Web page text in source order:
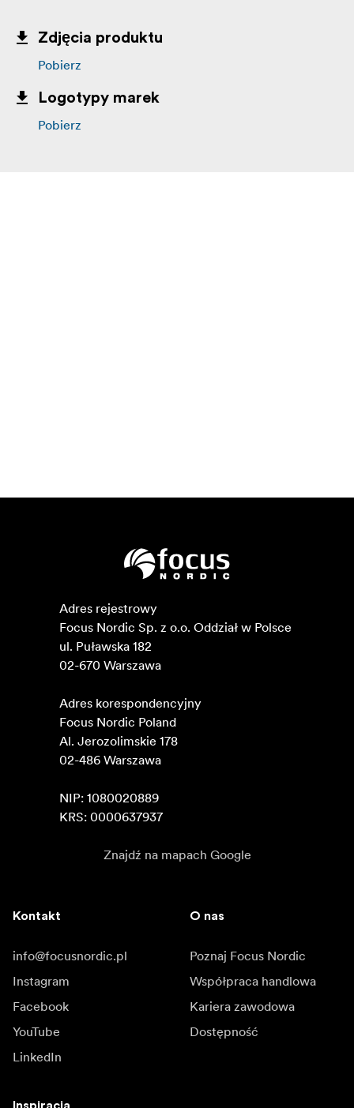
Zdjęcia produktu
Pobierz
Logotypy marek
Pobierz
Adres rejestrowy
Focus Nordic Sp. z o.o. Oddział w Polsce
ul. Puławska 182
02-670 Warszawa
Adres korespondencyjny
Focus Nordic Poland
Al. Jerozolimskie 178
02-486 Warszawa
NIP: 1080020889
KRS: 0000637937
Znajdź na mapach Google
Kontakt
info@focusnordic.pl
Instagram
Facebook
YouTube
LinkedIn
O nas
Poznaj Focus Nordic
Współpraca handlowa
Kariera zawodowa
Dostępność
Inspiracja